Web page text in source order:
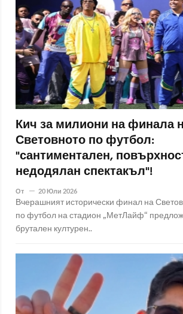
Кич за милиони на финала
Световното по футбол:
"сантиментален,
недодялан спектакъл"!
От 20 Юли 2026
Вчерашният исторически финал на
по футбол на стадион „МетЛайф“
брутален културен..